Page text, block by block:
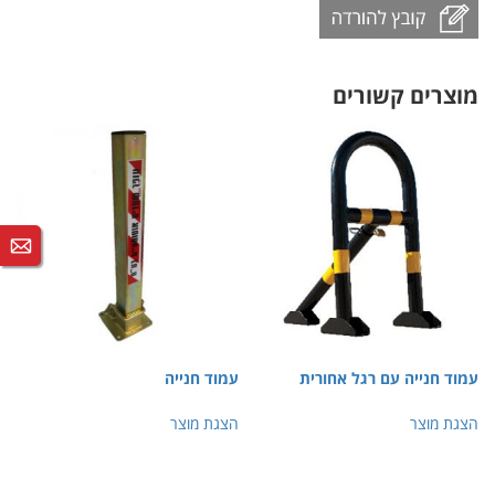
מוצרים קשורים
עמוד חנייה עם רגל אחורית
הצגת מוצר
עמוד חנייה
הצגת מוצר